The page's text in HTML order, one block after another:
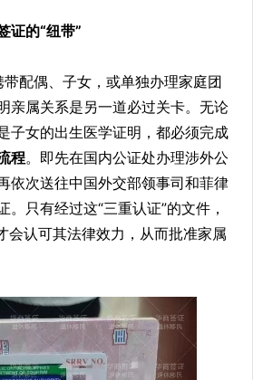
证的“纽带”
带配偶、子女，或单独办理家庭团
亲属关系是另一道必过关卡。无论
子女的出生医学证明，都必须完成
程。即先在国内公证处办理涉外公
依次送往中国外交部领事司和菲律
。只有经过这“三重认证”的文件，
会认可其法律效力，从而批准家属